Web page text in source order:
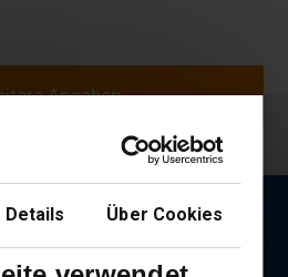
Details Über Cookies
Angaben
Bewerben